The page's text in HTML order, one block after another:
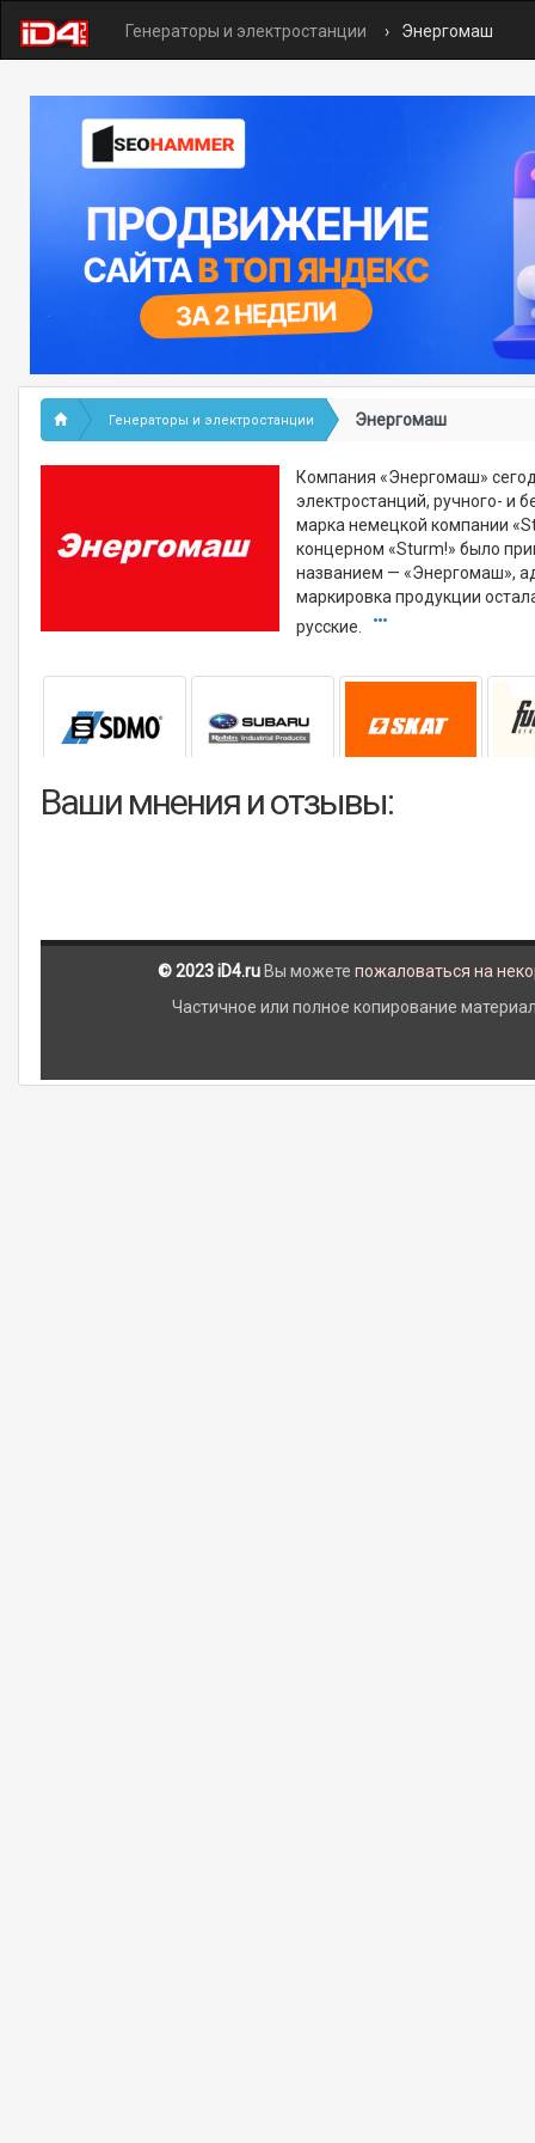
Генераторы и электростанции Энергомаш
Генераторы и электростанции Энергомаш
Компания «Энергомаш»
электростанций, ручного- и
марка немецкой компании
концерном «Sturm!» было
названием — «Энергомаш»,
маркировка продукции
русские.
Ваши мнения и отзывы:
© 2023 iD4.ru Вы можете пожаловаться на
Частичное или полное копирование